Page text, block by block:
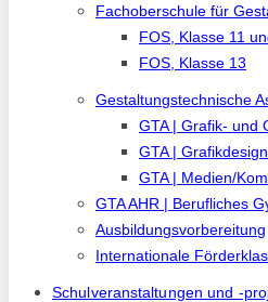
Fachoberschule für
FOS, Klasse 11
FOS, Klasse 13
Gestaltungstechnische
GTA | Grafik- und
GTA |
GTA | Medien/
GTA AHR | Berufliches
Ausbildungsvorbereitung
Internationale
Schulveranstaltungen und -